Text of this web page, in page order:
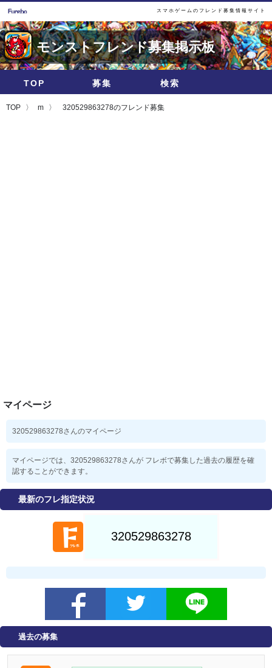
スマホゲームのフレンド募集情報サイト
モンストフレンド募集掲示板
TOP 募集 検索
TOP m 320529863278のフレンド募集
マイページ
320529863278さんのマイページ
マイページでは、320529863278さんが フレボで募集した過去の履歴を確
認することができます。
最新のフレ指定状況
過去の募集